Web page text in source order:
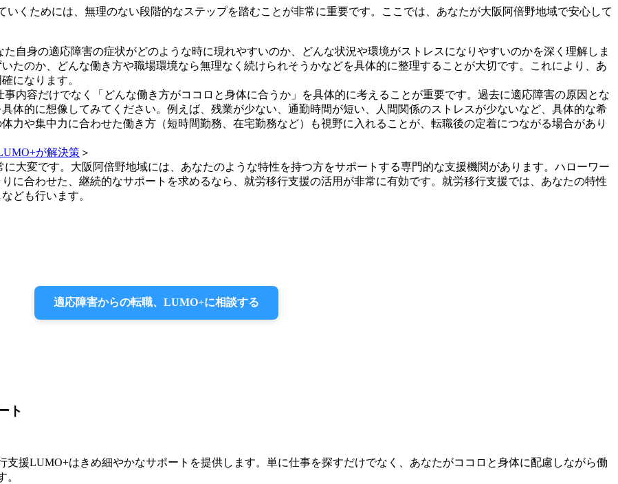
くためには、無理のない段階的なステップを踏むことが非常に重要です。ここでは、あなたが大阪阿倍野地域で安心して
た自身の適応障害の症状がどのような時に現れやすいのか、どんな状況や環境がストレスになりやすいのかを深く理解しま
たのか、どんな働き方や職場環境なら無理なく続けられそうかなどを具体的に整理することが大切です。これにより、あ
になります。
内容だけでなく「どんな働き方がココロと身体に合うか」を具体的に考えることが重要です。過去に適応障害の原因とな
体的に想像してみてください。例えば、残業が少ない、通勤時間が短い、人間関係のストレスが少ないなど、具体的な希
力や集中力に合わせた働き方（短時間勤務、在宅勤務など）も視野に入れることが、転職後の定着につながる場合があり
が解決策 ＞
大変です。大阪阿倍野地域には、あなたのような特性を持つ方をサポートする専門的な支援機関があります。ハローワー
に合わせた、継続的なサポートを求めるなら、就労移行支援の活用が非常に有効です。就労移行支援では、あなたの特性
ども行います。
適応障害からの転職、LUMO+に相談する
ト
援LUMO+はきめ細やかなサポートを提供します。単に仕事を探すだけでなく、あなたがココロと身体に配慮しながら働
。